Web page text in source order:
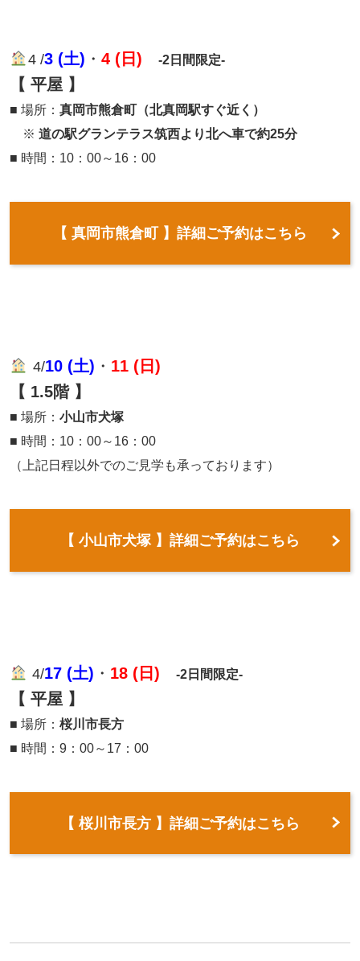
4 /3 (土) ・ 4 (日) -2日間限定-
【 平屋 】
■ 場所： 真岡市熊倉町（北真岡駅すぐ近く）
※ 道の駅グランテラス筑西より北へ車で約25分
■ 時間：10：00～16：00
【 真岡市熊倉町 】詳細ご予約はこちら
4/10 (土) ・ 11 (日)
【 1.5階 】
■ 場所： 小山市犬塚
■ 時間：10：00～16：00
（上記日程以外でのご見学も承っております）
【 小山市犬塚 】詳細ご予約はこちら
4/17 (土) ・ 18 (日) -2日間限定-
【 平屋 】
■ 場所： 桜川市長方
■ 時間：9：00～17：00
【 桜川市長方 】詳細ご予約はこちら